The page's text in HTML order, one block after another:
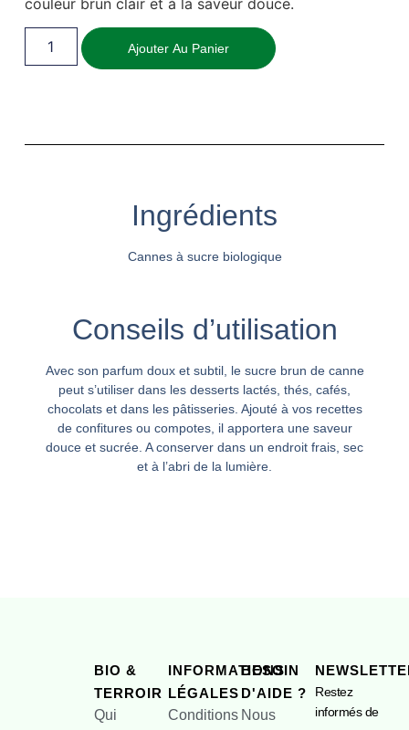
Ajouter Au Panier
Ingrédients
Cannes à sucre biologique
Conseils d’utilisation
Avec son parfum doux et subtil, le sucre brun de canne
peut s’utiliser dans les desserts lactés, thés, cafés,
chocolats et dans les pâtisseries. Ajouté à vos recettes
de confitures ou compotes, il apportera une saveur
douce et sucrée. A conserver dans un endroit frais, sec
et à l’abri de la lumière.
BIO &
TERROIR
Qui
INFORMATIONS
LÉGALES
Conditions
BESOIN
D'AIDE ?
Nous
Restez
informés de